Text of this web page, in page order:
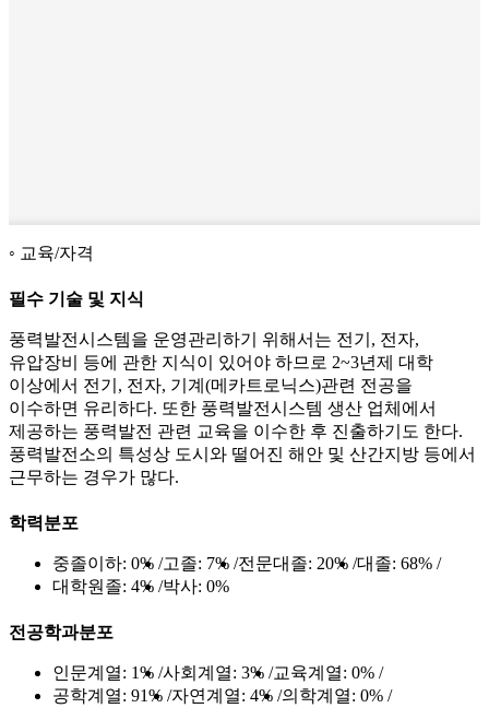
교육/자격
필수 기술 및 지식
풍력발전시스템을 운영관리하기 위해서는 전기, 전자,
유압장비 등에 관한 지식이 있어야 하므로 2~3년제 대학
이상에서 전기, 전자, 기계(메카트로닉스)관련 전공을
이수하면 유리하다. 또한 풍력발전시스템 생산 업체에서
제공하는 풍력발전 관련 교육을 이수한 후 진출하기도 한다.
풍력발전소의 특성상 도시와 떨어진 해안 및 산간지방 등에서
근무하는 경우가 많다.
학력분포
중졸이하: 0% 고졸: 7% 전문대졸: 20% 대졸: 68%
대학원졸: 4% 박사: 0%
전공학과분포
인문계열: 1% 사회계열: 3% 교육계열: 0%
공학계열: 91% 자연계열: 4% 의학계열: 0%